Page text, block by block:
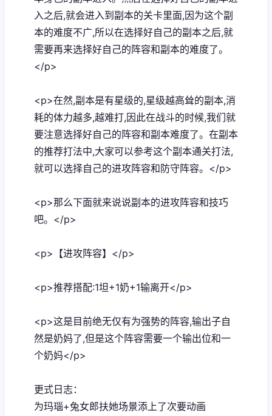
入之后,就会进入到副本的关卡里面,因为这个副
本的难度不广,所以在选择好自己的副本之后,就
需要再来选择好自己的阵容和副本的难度了。
</p>
<p>在然,副本是有星级的,星级越高耸的副本,消
耗的体力越多,越难打,因此在战斗的时候,我们就
要注意选择好自己的阵容和副本难度了。在副本
的推荐打法中,大家可以参考这个副本通关打法,
就可以选择自己的进攻阵容和防守阵容。</p>
<p>那么下面就来说说副本的进攻阵容和技巧
吧。</p>
<p>【进攻阵容】</p>
<p>推荐搭配:1坦+1奶+1输离开</p>
<p>这是目前绝无仅有为强势的阵容,输出子自
然是奶妈了,但是这个阵容需要一个输出位和一
个奶妈</p>
更式日志：
为玛瑙+兔女郎扶她场景添上了次要动画